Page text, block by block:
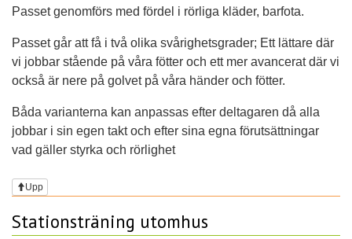
Passet genomförs med fördel i rörliga kläder, barfota.
Passet går att få i två olika svårighetsgrader; Ett lättare där
vi jobbar stående på våra fötter och ett mer avancerat där vi
också är nere på golvet på våra händer och fötter.
Båda varianterna kan anpassas efter deltagaren då alla
jobbar i sin egen takt och efter sina egna förutsättningar
vad gäller styrka och rörlighet
Upp
Stationsträning utomhus